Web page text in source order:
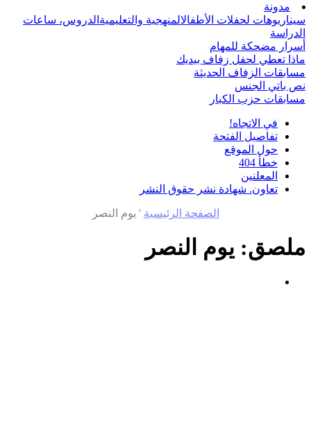
مدونة
سيناريوهات لحفلات الأطفالالمنهجية والتعليمية الدروس، ساعات
الدراسة
أسرار مضحكة للمهام
ماذا تعطي لحفل زفاف بيديك
مسابقات الزفاف الحديثة
نص باتي الجنس
مسابقات حزب الكبار
في الاتجاه!
تفاصيل الفتحة
حول الموقع
خطأ 404
المعلنين
تعاون. شهادة نشر حقوق النشر
الصفحة الرئيسية ' يوم النصر
ملصق: يوم النصر